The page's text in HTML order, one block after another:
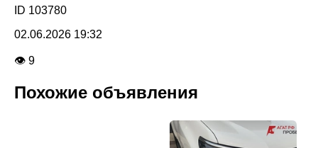
ID 103780
02.06.2026 19:32
👁 9
Похожие объявления